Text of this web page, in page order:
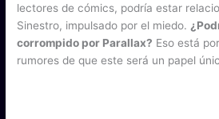
lectores de cómics, podría estar
Sinestro, impulsado por el miedo.
corrompido por Parallax? Eso está
rumores de que este será un papel